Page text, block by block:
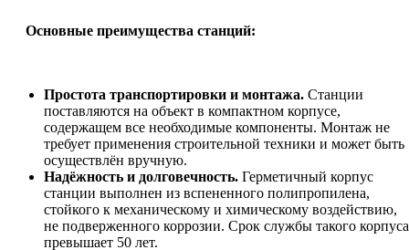
Основные преимущества станций:
Простота транспортировки и монтажа. Станции
поставляются на объект в компактном корпусе,
содержащем все необходимые компоненты. Монтаж не
требует применения строительной техники и может быть
осуществлён вручную.
Надёжность и долговечность. Герметичный корпус
станции выполнен из вспененного полипропилена,
стойкого к механическому и химическому воздействию,
не подверженного коррозии. Срок службы такого корпуса
превышает 50 лет.